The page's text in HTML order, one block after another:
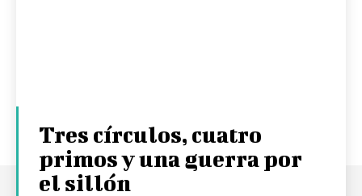
Tres círculos, cuatro
primos y una guerra por
el sillón